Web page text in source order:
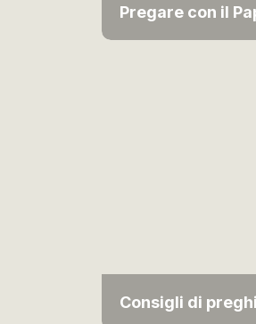
Pregare con il
Consigli di